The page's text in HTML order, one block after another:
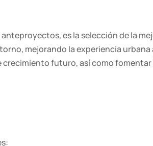
es la selección de la
mejorando la experiencia
futuro, así como